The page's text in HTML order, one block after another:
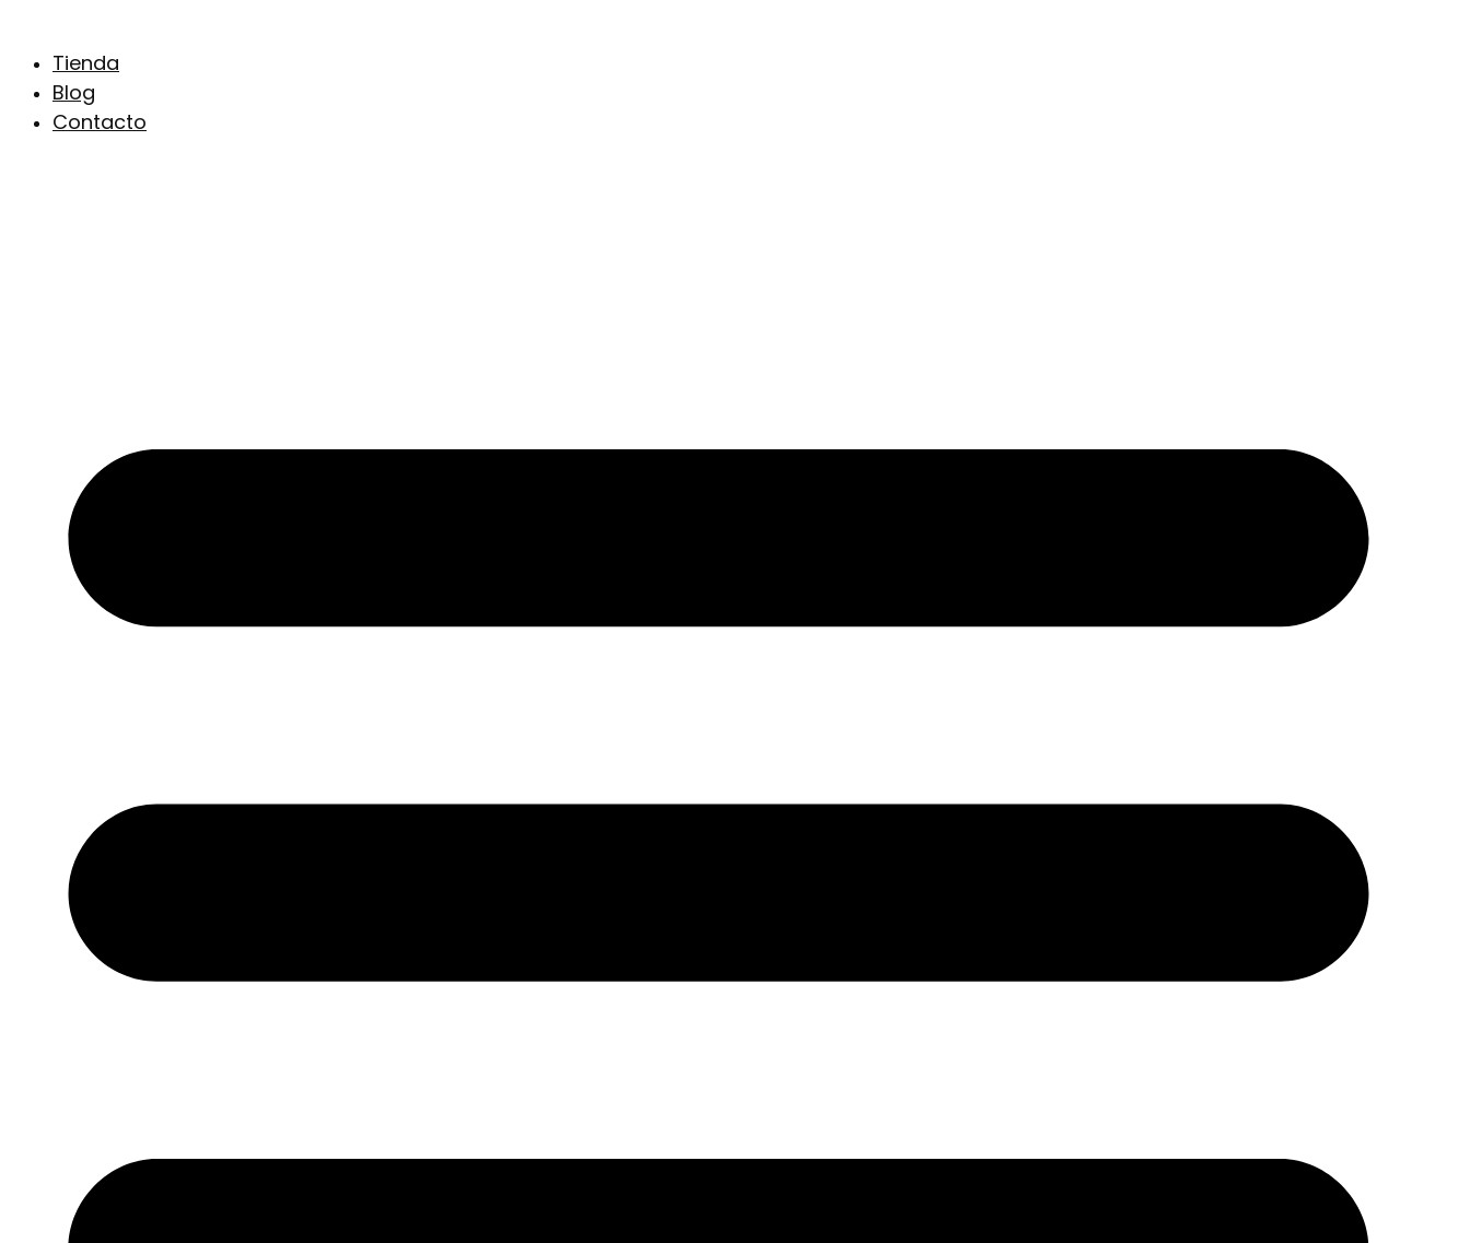
contenido
Tienda
Blog
Contacto